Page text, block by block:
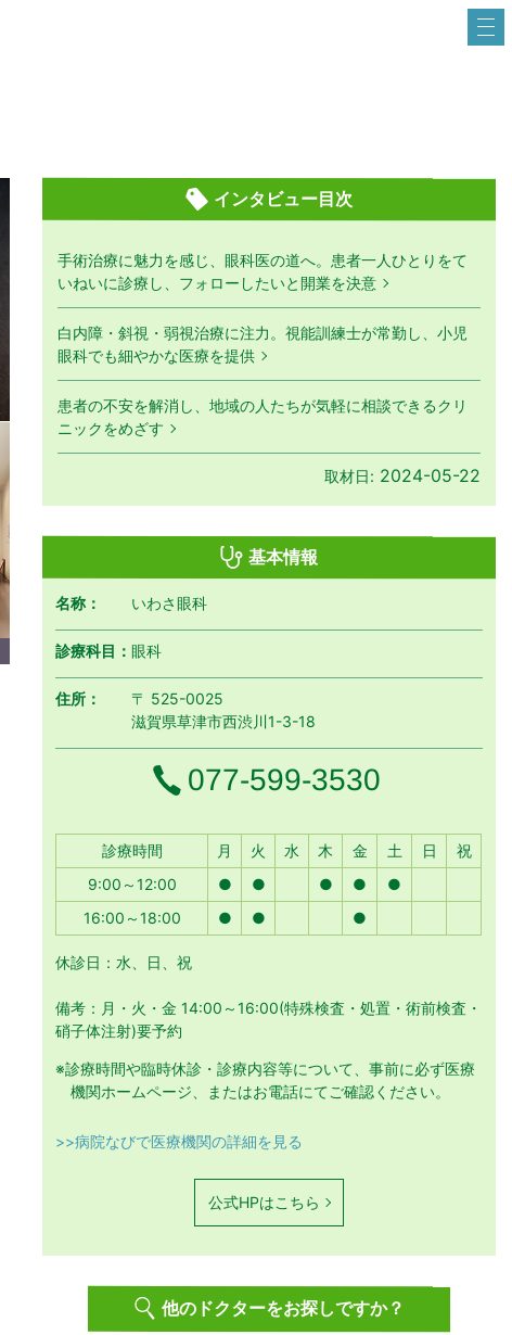
インタビュー目次
手術治療に魅力を感じ、眼科医の道へ。患者一人ひとりをて
いねいに診療し、フォローしたいと開業を決意
白内障・斜視・弱視治療に注力。視能訓練士が常勤し、小児
眼科でも細やかな医療を提供
患者の不安を解消し、地域の人たちが気軽に相談できるクリ
ニックをめざす
取材日: 2024-05-22
基本情報
名称： いわさ眼科
診療科目：眼科
住所：
〒 525-0025
滋賀県草津市西渋川1-3-18
電話番号
077-599-3530
診療時間 月 月曜日
火 火曜日
水 水曜日
木 木曜日
金金曜日
土土曜日
日 日曜日
祝
9:00～12:00
● ● ● ●
●
16:00～18:00
● ● ●
休診日：水、日、祝
備考：月・火・金 14:00～16:00(特殊検査・処置・術前検査・
硝子体注射)要予約
※診療時間や臨時休診・診療内容等について、事前に必ず医療
機関ホームページ、またはお電話にてご確認ください。
>>病院なびで医療機関の詳細を見る
公式HPはこちら
他のドクターをお探しですか？